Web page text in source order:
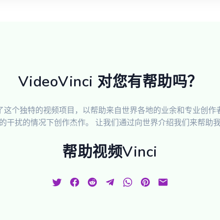
VideoVinci 对您有帮助吗？
这个独特的视频项目，以帮助来自世界各地的业余和专业创作
干扰的情况下创作杰作。 让我们通过向世界介绍我们来帮助我
帮助视频Vinci